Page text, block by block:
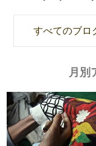
すべてのブロ
月別